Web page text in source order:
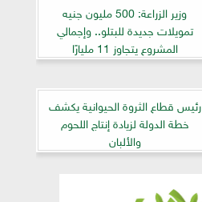
وزير الزراعة: 500 مليون جنيه
تمويلات جديدة للبتلو.. وإجمالي
المشروع يتجاوز 11 مليارًا
رئيس قطاع الثروة الحيوانية يكشف
خطة الدولة لزيادة إنتاج اللحوم
والألبان